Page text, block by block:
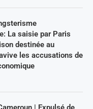
La saisie par Paris
destinée au
les accusations de